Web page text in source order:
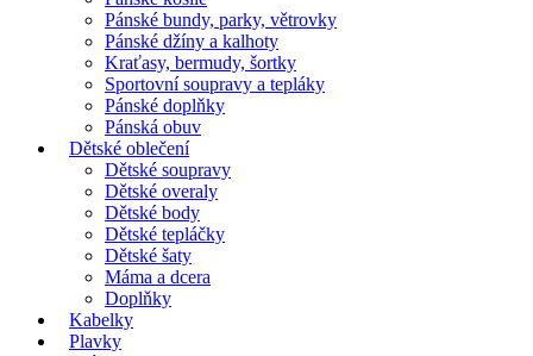
Pánské bundy, parky, větrovky
Pánské džíny a kalhoty
Kraťasy, bermudy, šortky
Sportovní soupravy a tepláky
Pánské doplňky
Pánská obuv
Dětské oblečení
Dětské soupravy
Dětské overaly
Dětské body
Dětské tepláčky
Dětské šaty
Máma a dcera
Doplňky
Kabelky
Plavky